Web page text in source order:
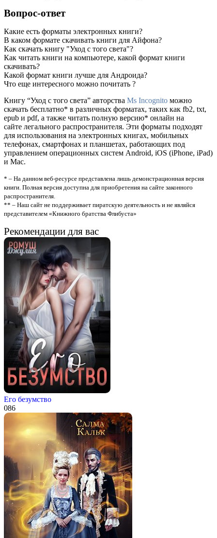
Вопрос-ответ
Какие есть форматы электронных книги?
В каком формате скачивать книги для Айфона?
Как скачать книгу "Уход с того света"?
Как читать книги на компьютере, какой формат книги
скачивать?
Какой формат книги лучше для Андроида?
Что еще интересного можно почитать ?
Книгу “Уход с того света” авторства Ms Incognito можно
скачать бесплатно* в различных форматах, таких как fb2, txt,
epub и pdf, а также читать полную версию* онлайн на
сайте легального распространителя. Эти форматы подходят
для использования на электронных книгах, мобильных
телефонах, смартфонах и планшетах, работающих под
управлением операционных систем Android, iOS (iPhone, iPad)
и Mac.
* – На данном веб-ресурсе представлена лишь демонстрационная версия
книги. Полная версия доступна для приобретения на сайте законного
распространителя.
** – Наш сайт не поддерживает пиратскую деятельность и не являйся
представителем «Книжного братства Флибуста»
Рекомендации для вас
Его безумство
086